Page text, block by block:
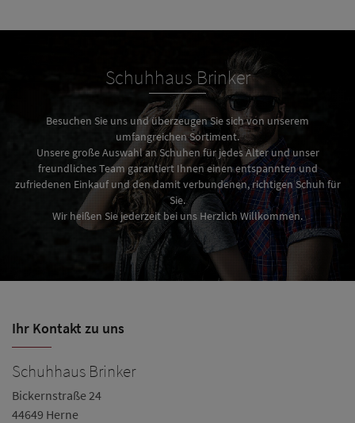
Schuhhaus Brinker
Besuchen Sie uns und überzeugen Sie sich von unserem
umfangreichen Sortiment.
Unsere große Auswahl an Schuhen für jedes Alter und unser
freundliches Team garantiert Ihnen einen entspannten und
zufriedenen Einkauf und den damit verbundenen, richtigen Schuh für
Sie.
Wir heißen Sie jederzeit bei uns Herzlich Willkommen.
Ihr Kontakt zu uns
Schuhhaus Brinker
Bickernstraße 24
44649 Herne